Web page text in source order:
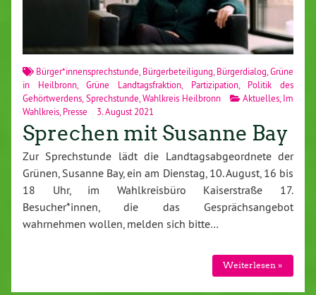
Bürger*innensprechstunde,Bürgerbeteiligung,Bürgerdialog,Grüne
in Heilbronn,Grüne Landtagsfraktion, Partizipation, Politik des
Gehörtwerdens,Sprechstunde,Wahlkreis Heilbronn Aktuelles,Im
Wahlkreis,Presse 3. August 2021
Sprechen mit Susanne Bay
Zur Sprechstunde lädt die Landtagsabgeordnete der
Grünen, Susanne Bay, ein am Dienstag, 10. August, 16 bis
18 Uhr, im Wahlkreisbüro Kaiserstraße 17.
Besucher*innen, die das Gesprächsangebot
wahrnehmen wollen, melden sich bitte…
Weiterlesen »